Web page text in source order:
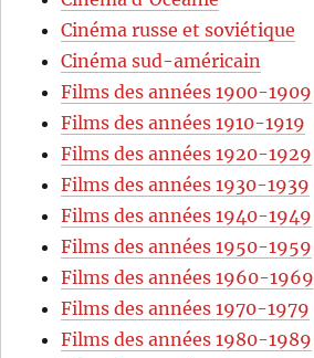
Cinéma russe et soviétique
Cinéma sud-américain
Films des années 1900-1909
Films des années 1910-1919
Films des années 1920-1929
Films des années 1930-1939
Films des années 1940-1949
Films des années 1950-1959
Films des années 1960-1969
Films des années 1970-1979
Films des années 1980-1989